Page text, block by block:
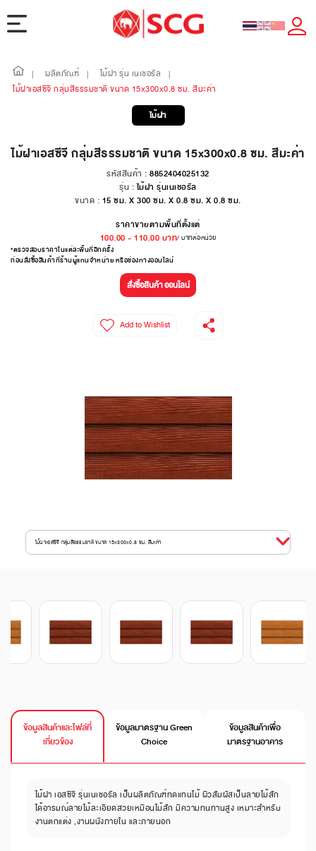
| ผลิตภัณฑ์ | ไม้ฝา รุ่น เนเชอรัล
|
ไม้ฝาเอสซีจี กลุ่มสีธรรมชาติ ขนาด 15x300x0.8 ซม. สีมะค่า
ไม้ฝา
ไม้ฝาเอสซีจี กลุ่มสีธรรมชาติ ขนาด 15x300x0.8 ซม. สีมะค่า
รหัสสินค้า : 8852404025132
รุ่น :ไม้ฝา รุ่นเนเชอรัล
ขนาด : 15 ซม. X 300 ซม. X 0.8 ซม. X 0.8 ซม.
ราคาขายตามพื้นที่ตั้งแต่
100.00 - 110.00 บาท/ บาทต่อหน่วย
*ตรวจสอบราคาในแต่ละพื้นที่อีกครั้ง
ก่อนสั่งซื้อสินค้าที่ร้านผู้แทนจำหน่าย หรือช่องทางออนไลน์
สั่งซื้อสินค้า ออนไลน์
Add to Wishlist
ไม้ฝาเอสซีจี กลุ่มสีธรรมชาติ ขนาด 15x300x0.8 ซม. สีมะค่า
ข้อมูลสินค้าและไฟล์ที่
เกี่ยวข้อง
ข้อมูลมาตรฐาน Green
Choice
ข้อมูลสินค้าเพื่อ
มาตรฐานอาคาร
ไม้ฝา เอสซีจี รุ่นเนเชอรัล เป็นผลิตภัณฑ์ทดแทนไม้ ผิวสัมผัสเป็นลายไม้สัก
ได้อารมณ์ลายไม้ละเอียดสวยเหมือนไม้สัก มีความทนทานสูง เหมาะสำหรับ
งานตกแต่ง ,งานผนังภายใน และภายนอก